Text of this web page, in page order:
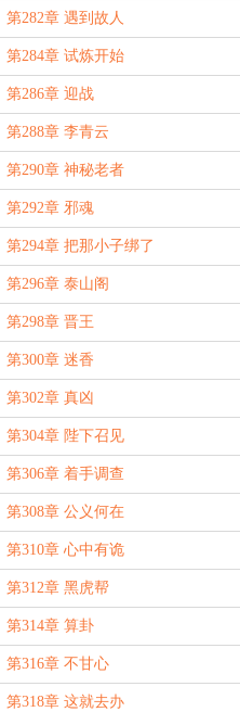
第282章 遇到故人
第284章 试炼开始
第286章 迎战
第288章 李青云
第290章 神秘老者
第292章 邪魂
第294章 把那小子绑了
第296章 泰山阁
第298章 晋王
第300章 迷香
第302章 真凶
第304章 陛下召见
第306章 着手调查
第308章 公义何在
第310章 心中有诡
第312章 黑虎帮
第314章 算卦
第316章 不甘心
第318章 这就去办